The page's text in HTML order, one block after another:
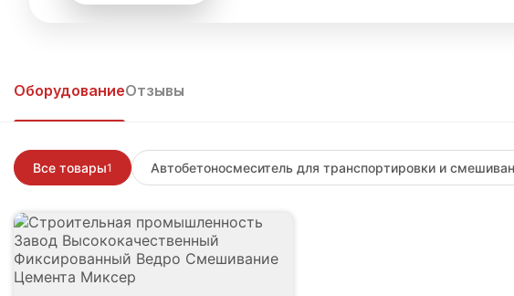
ОборудованиеОтзывы
Все товары1 Автобетоносмеситель для транспортировки и